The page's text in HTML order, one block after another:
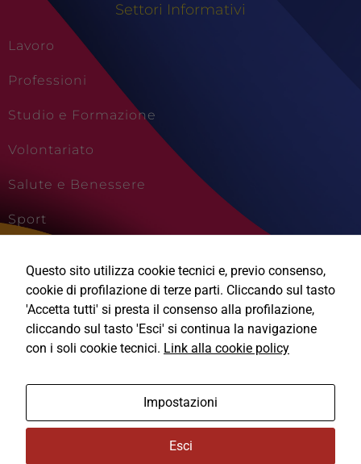
Settori Informativi
Lavoro
Professioni
Studio e Formazione
Volontariato
Salute e Benessere
Sport
Viaggi e Vacanze
Ⓒ2026, Technical Design s.r.l.
Informativa Privacy
Questo sito utilizza cookie tecnici e, previo consenso,
cookie di profilazione di terze parti. Cliccando sul tasto
'Accetta tutti' si presta il consenso alla profilazione,
cliccando sul tasto 'Esci' si continua la navigazione
con i soli cookie tecnici. Link alla cookie policy
Impostazioni
Esci